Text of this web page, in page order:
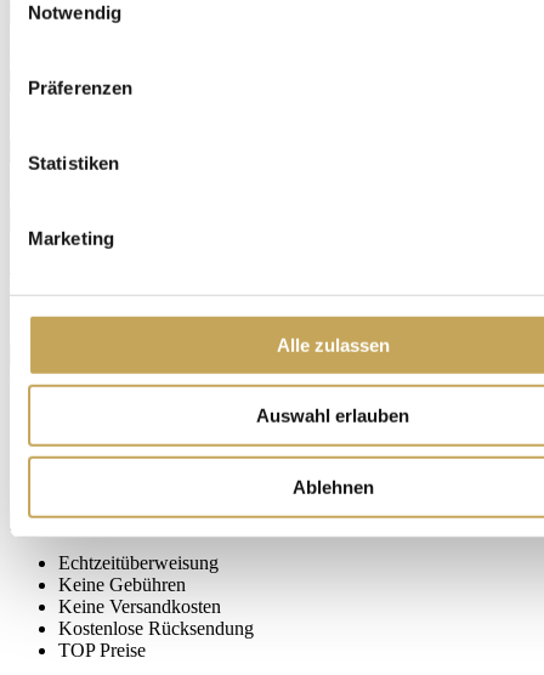
Notwendig
Präferenzen
Statistiken
Marketing
Alle zulassen
Auswahl erlauben
Ablehnen
Bindestrich) eingeben.
Mit dem Versenden des Formulars bestätigen Sie, dass Sie die
(*)
FriendlyCaptcha ⇗
Das Captcha meldet eine ungültige Eingabe.
Echtzeitüberweisung
Keine Gebühren
Keine Versandkosten
Kostenlose Rücksendung
TOP Preise